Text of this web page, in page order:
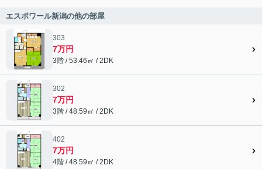
エスポワール新潟の他の部屋
303
7万円
3階 / 53.46㎡ / 2DK
302
7万円
3階 / 48.59㎡ / 2DK
402
7万円
4階 / 48.59㎡ / 2DK